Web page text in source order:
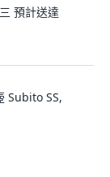
預計送達
Subito SS,